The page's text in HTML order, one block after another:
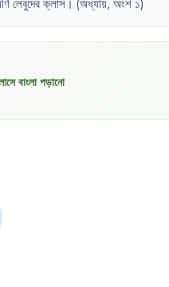
লেবুদেরক্লাস । (অধ্যায়, অংশ ১)
বাংলা পড়ানো